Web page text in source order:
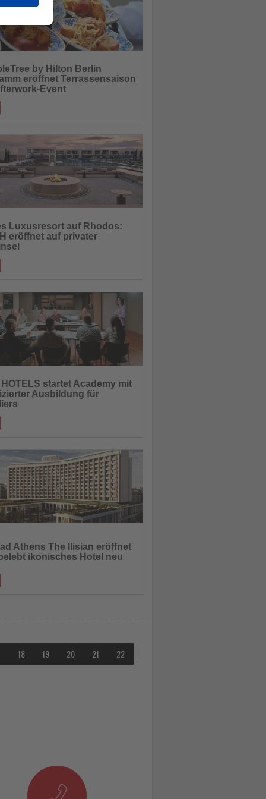
by Hilton Berlin
eröffnet Terrassensaison
Event
prägen den Auftakt in der City West
Luxusresort auf Rhodos:
eröffnet auf privater
der Insel
27.04.2026
startet Academy mit
Ausbildung für
im Economy-Segment stärk
24.04.2026
Athens The Ilisian eröffnet
ikonisches Hotel neu
18 19 20 21 22